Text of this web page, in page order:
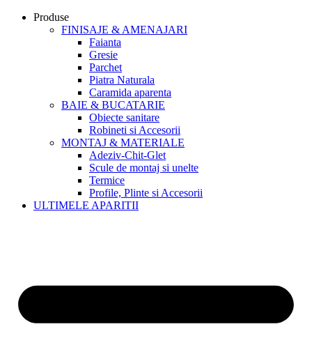
Produse
FINISAJE & AMENAJARI
Faianta
Gresie
Parchet
Piatra Naturala
Caramida aparenta
BAIE & BUCATARIE
Obiecte sanitare
Robineti si Accesorii
MONTAJ & MATERIALE
Adeziv-Chit-Glet
Scule de montaj si unelte
Termice
Profile, Plinte si Accesorii
ULTIMELE APARITII